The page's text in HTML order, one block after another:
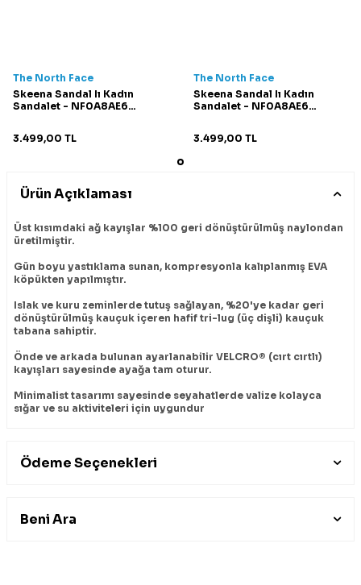
The North Face
Skeena Sandal Iı Kadın
Sandalet - NF0A8AE6
3.499,00 TL
The North Face
Skeena Sandal Iı Kadın
Sandalet - NF0A8AE6
3.499,00 TL
Ürün Açıklaması
Üst kısımdaki ağ kayışlar %100 geri dönüştürülmüş naylondan
üretilmiştir.
Gün boyu yastıklama sunan, kompresyonla kalıplanmış EVA
köpükten yapılmıştır.
Islak ve kuru zeminlerde tutuş sağlayan, %20'ye kadar geri
dönüştürülmüş kauçuk içeren hafif tri-lug (üç dişli) kauçuk
tabana sahiptir.
Önde ve arkada bulunan ayarlanabilir VELCRO® (cırt cırtlı)
kayışları sayesinde ayağa tam oturur.
Minimalist tasarımı sayesinde seyahatlerde valize kolayca
sığar ve su aktiviteleri için uygundur
Ödeme Seçenekleri
Beni Ara